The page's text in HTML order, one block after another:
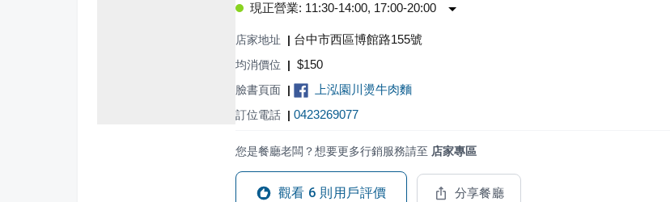
現正營業: 11:30-14:00, 17:00-20:00
店家地址 | 台中市西區博館路155號
均消價位 | $150
臉書頁面 | 上泓園川燙牛肉麵
訂位電話 | 0423269077
您是餐廳老闆？想要更多行銷服務請至 店家專區
觀看 6 則用戶評價 分享餐廳